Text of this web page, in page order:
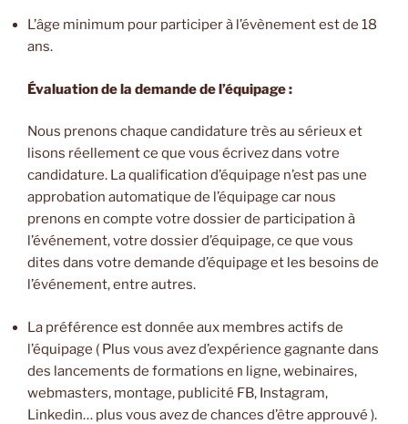
L’âge minimum pour participer à l’évènement est de 18
ans.
Évaluation de la demande de l’équipage :
Nous prenons chaque candidature très au sérieux et
lisons réellement ce que vous écrivez dans votre
candidature. La qualification d’équipage n’est pas une
approbation automatique de l’équipage car nous
prenons en compte votre dossier de participation à
l’événement, votre dossier d’équipage, ce que vous
dites dans votre demande d’équipage et les besoins de
l’événement, entre autres.
La préférence est donnée aux membres actifs de
l’équipage ( Plus vous avez d’expérience gagnante dans
des lancements de formations en ligne, webinaires,
webmasters, montage, publicité FB, Instagram,
Linkedin… plus vous avez de chances d’être approuvé ).